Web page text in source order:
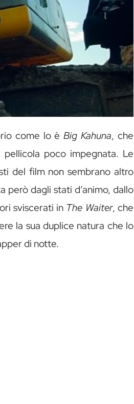
come lo èBig Kahuna, che
poco impegnata. Le
del film non sembrano altro
però dagli stati d’animo, dallo
sviscerati in The Waiter, che
la sua duplice natura che lo
di notte.